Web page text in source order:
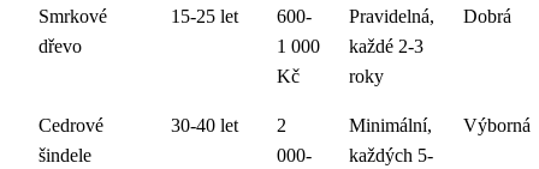
Smrkové
dřevo
15-25 let
600-
1 000
Kč
Pravidelná,
každé 2-3
roky
Dobrá
Cedrové
šindele
30-40 let
2
000-
Minimální,
každých 5-
Výborná